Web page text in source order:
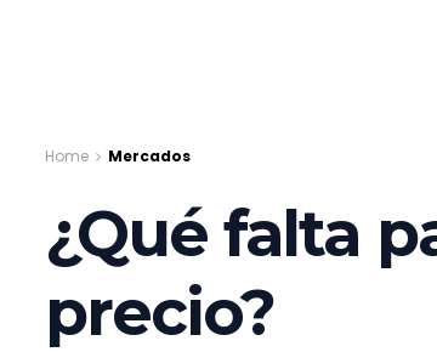
Home Mercados
¿Qué falta
precio?